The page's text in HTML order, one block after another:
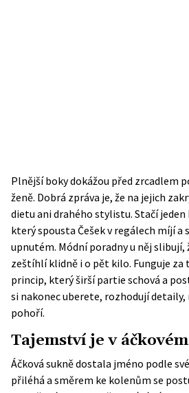
Plnější boky dokážou před zrcadlem
ženě. Dobrá zpráva je, že na jejich
dietu ani drahého stylistu. Stačí
který spousta Češek v regálech míjí a
upnutém. Módní poradny u něj
zeštíhlí klidně i o pět kilo. Funguje
princip, který širší partie schová a
si nakonec uberete, rozhodují detaily,
pohoří.
Tajemství je v
Áčková sukně dostala jméno podle
přiléhá a směrem ke kolenům se